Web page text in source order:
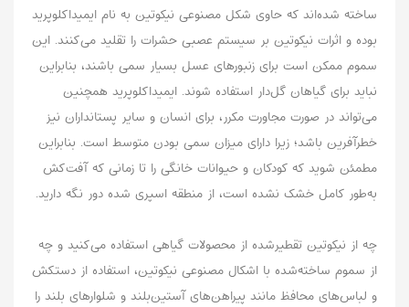
ساخته شده‌اند که حاوی شکل مصنوعی نیکوتین به نام ایمیداکلوپرید
بوده و اثرات نیکوتین بر سیستم عصبی حشرات را تقلید می‌کنند. این
سموم ممکن است برای زنبورهای عسل بسیار سمی باشند، بنابراین
نباید برای گیاهان گل‌دار استفاده شوند. ایمیداکلوپرید‌ همچنین
می‌تواند در صورت مجاورت مکرر، برای انسان و سایر پستانداران نیز
خطرآفرین باشد؛ زیرا دارای میزان سمی بودن متوسط است. بنابراین
مطمئن شوید که کودکان و حیوانات خانگی را تا زمانی که آفت‌کش
به‌طور کامل خشک نشده است، از منطقه اسپری شده دور نگه دارید.
چه از نیکوتین تقطیرشده از محصولات گیاهی استفاده می‌کنید و چه
از سموم ساخته‌شده با اشکال مصنوعی نیکوتین، استفاده از دستکش
و لباس‌های محافظ مانند پیراهن‌های آستین‌بلند و شلوارهای بلند را